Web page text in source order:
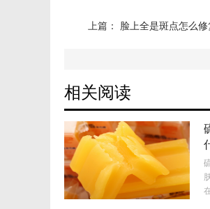
上篇： 脸上全是斑点怎么
相关阅读